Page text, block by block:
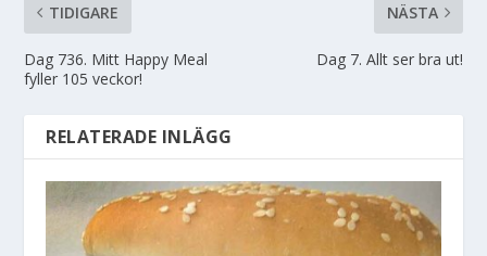
TIDIGARE
Dag 736. Mitt Happy Meal
fyller 105 veckor!
NÄSTA
Dag 7. Allt ser bra ut!
RELATERADE INLÄGG